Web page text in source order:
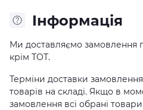
Iнформація
Ми доставляємо замовлення
крім ТОТ.
Терміни доставки замовлення
товарів на складі. Якщо в
замовлення всі обрані